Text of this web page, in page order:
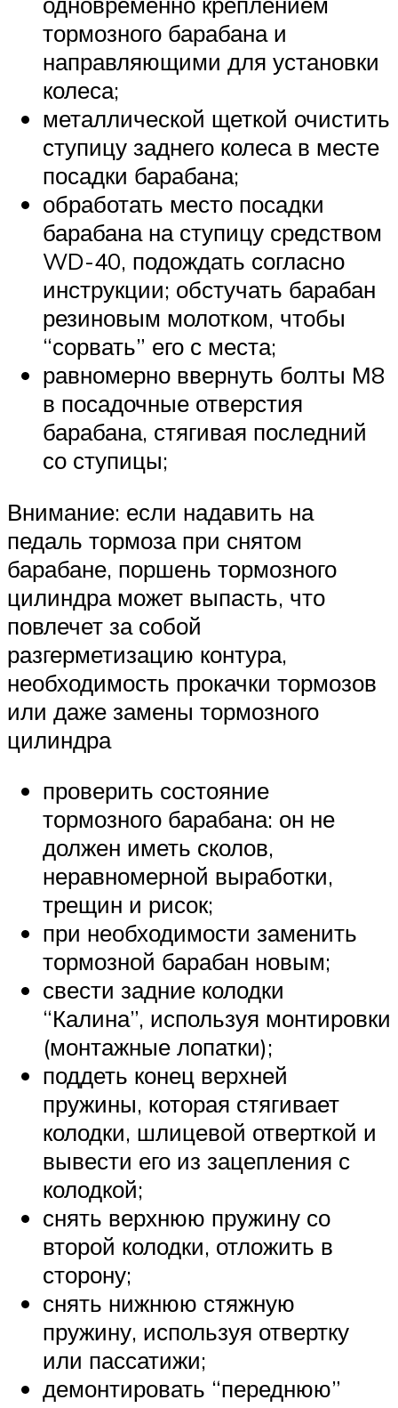
тормозного барабана и
направляющими для установки
колеса;
металлической щеткой очистить
ступицу заднего колеса в месте
посадки барабана;
обработать место посадки
барабана на ступицу средством
WD-40, подождать согласно
инструкции; обстучать барабан
резиновым молотком, чтобы
“сорвать” его с места;
равномерно ввернуть болты М8
в посадочные отверстия
барабана, стягивая последний
со ступицы;
Внимание: если надавить на
педаль тормоза при снятом
барабане, поршень тормозного
цилиндра может выпасть, что
повлечет за собой
разгерметизацию контура,
необходимость прокачки тормозов
или даже замены тормозного
цилиндра
проверить состояние
тормозного барабана: он не
должен иметь сколов,
неравномерной выработки,
трещин и рисок;
при необходимости заменить
тормозной барабан новым;
свести задние колодки
“Калина”, используя монтировки
(монтажные лопатки);
поддеть конец верхней
пружины, которая стягивает
колодки, шлицевой отверткой и
вывести его из зацепления с
колодкой;
снять верхнюю пружину со
второй колодки, отложить в
сторону;
снять нижнюю стяжную
пружину, используя отвертку
или пассатижи;
демонтировать “переднюю”